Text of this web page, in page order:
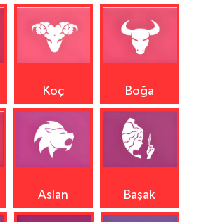
Koç Boğa
Aslan Başak